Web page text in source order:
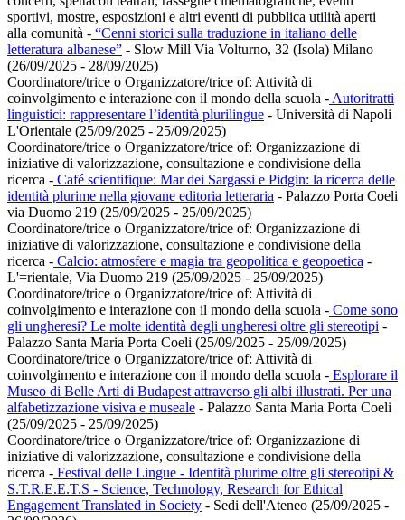
sportivi, mostre, esposizioni e altri eventi di pubblica utilità aperti
alla comunità - “Cenni storici sulla traduzione in italiano delle
letteratura albanese” - Slow Mill Via Volturno, 32 (Isola) Milano
(26/09/2025 - 28/09/2025)
Coordinatore/trice o Organizzatore/trice of: Attività di
coinvolgimento e interazione con il mondo della scuola - Autoritratti
linguistici: rappresentare l’identità plurilingue - Università di Napoli
L'Orientale (25/09/2025 - 25/09/2025)
Coordinatore/trice o Organizzatore/trice of: Organizzazione di
iniziative di valorizzazione, consultazione e condivisione della
ricerca - Café scientifique: Mar dei Sargassi e Pidgin: la ricerca delle
identità plurime nella giovane editoria letteraria - Palazzo Porta Coeli
via Duomo 219 (25/09/2025 - 25/09/2025)
Coordinatore/trice o Organizzatore/trice of: Organizzazione di
iniziative di valorizzazione, consultazione e condivisione della
ricerca - Calcio: atmosfere e magia tra geopolitica e geopoetica -
L'=rientale, Via Duomo 219 (25/09/2025 - 25/09/2025)
Coordinatore/trice o Organizzatore/trice of: Attività di
coinvolgimento e interazione con il mondo della scuola - Come sono
gli ungheresi? Le molte identità degli ungheresi oltre gli stereotipi -
Palazzo Santa Maria Porta Coeli (25/09/2025 - 25/09/2025)
Coordinatore/trice o Organizzatore/trice of: Attività di
coinvolgimento e interazione con il mondo della scuola - Esplorare il
Museo di Belle Arti di Budapest attraverso gli albi illustrati. Per una
alfabetizzazione visiva e museale - Palazzo Santa Maria Porta Coeli
(25/09/2025 - 25/09/2025)
Coordinatore/trice o Organizzatore/trice of: Organizzazione di
iniziative di valorizzazione, consultazione e condivisione della
ricerca - Festival delle Lingue - Identità plurime oltre gli stereotipi &
S.T.R.E.E.T.S - Science, Technology, Research for Ethical
Engagement Translated in Society - Sedi dell'Ateneo (25/09/2025 -